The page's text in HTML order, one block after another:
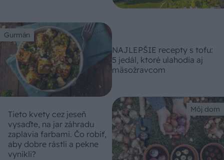
Gurmán
NAJLEPŠIE recepty s tofu:
5 jedál, ktoré ulahodia aj
mäsožravcom
Môj dom
Tieto kvety cez jeseň
vysaďte, na jar záhradu
zaplavia farbami. Čo robiť,
aby dobre rástli a pekne
vynikli?